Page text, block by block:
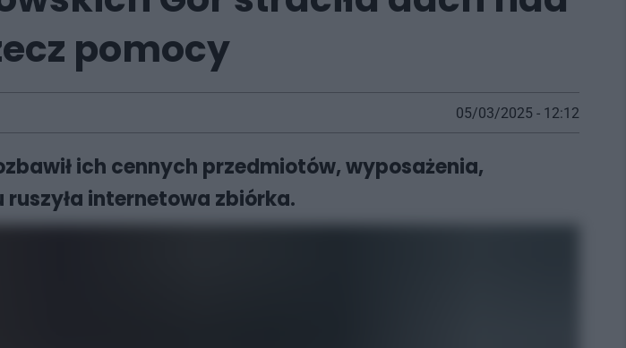
pomocy
05/03/2025 - 12:12
ich cennych przedmiotów, wyposażenia,
internetowa zbiórka.